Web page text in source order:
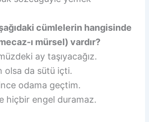
cümlelerin hangisinde
ı mürsel) vardır?
ay taşıyacağız.
olsa da sütü içti.
odama geçtim.
hiçbir engel duramaz.